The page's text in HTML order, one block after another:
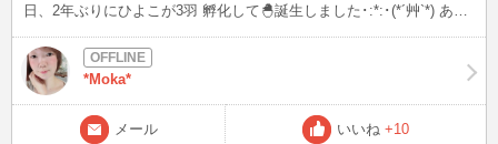
日、2年ぶりにひよこが3羽 孵化して🐣誕生しました･:*:･(*´艸`*) あ！
が、 もふもふ可愛い子たちに癒されようと 思います♪はぁ。。可愛い
(〃ω〃) チャットは、昼間と、夜23時以降にインするので、タイミン
グが合えば是非 ぴよぴよ←しましょうね(*⊃︎∀︎⊂︎*)てへっ
*Moka*
メール いいね +10